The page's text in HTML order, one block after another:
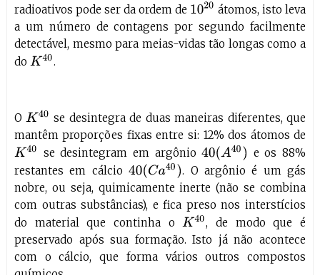
radioativos pode ser da ordem de 1020 átomos, isto leva
a um número de contagens por segundo facilmente
detectável, mesmo para meias-vidas tão longas como a
do K40 .
OK40 se desintegra de duas maneiras diferentes, que
mantêm proporções fixas entre si: 12% dos átomos de
K40 se desintegram em argônio40(A40)
e os 88%
restantes em cálcio40(Ca40) . O argônio é um gás
nobre, ou seja, quimicamente inerte (não se combina
com outras substâncias), e fica preso nos interstícios
do material que continha oK40 , de modo que é
preservado após sua formação. Isto já não acontece
com o cálcio, que forma vários outros compostos